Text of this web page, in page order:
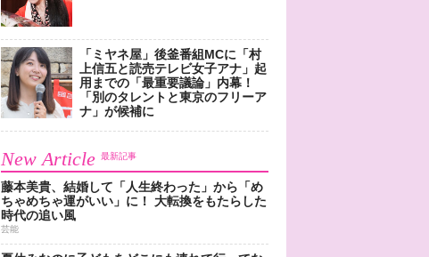
「ミヤネ屋」後釜番組MCに「村
上信五と読売テレビ女子アナ」起
用までの「最重要議論」内幕！
「別のタレントと東京のフリーア
ナ」が候補に
New Article 最新記事
藤本美貴、結婚して「人生終わった」から「め
ちゃめちゃ運がいい」に！ 大転換をもたらした
時代の追い風
芸能